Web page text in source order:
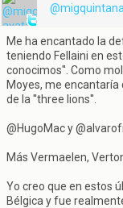
@migquintana
Me ha encantado la
teniendo Fellaini en
conocimos''. Como
Moyes, me
de la ''three lions''.
@HugoMac y
Más Vermaelen,
Yo creo que en estos
Bélgica y fue